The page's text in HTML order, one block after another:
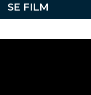
SE FILM